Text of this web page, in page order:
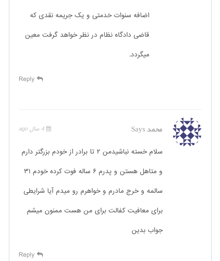
اضافه سنوات خدمتی و یک جریمه نقدی که
قاضی دادگاه نظام در نظر خواهد گرفت معین
میگردد.
Reply
محمدSays 4 سال ago
سلام خسته نباشیدمن ۲ تا برادر از خودم بزرگتر دارم
و متاهل هستن و پدرم ۶ ساله فوت کرده خودم ۳۱
سالمه و خرج مادرم و خواهرم رو میدم آیا شرایطی
برای معافیت کفالت برای من هست ممنون میشم
جواب بدین
Reply